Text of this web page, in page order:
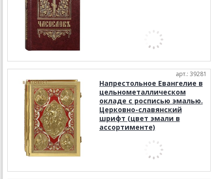
арт.: 39281
Напрестольное Евангелие в
цельнометаллическом
окладе с росписью эмалью.
Церковно-славянский
шрифт (цвет эмали в
ассортименте)